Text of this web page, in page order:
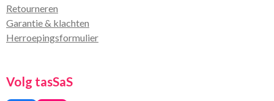
Retourneren
Garantie & klachten
Herroepingsformulier
Volg tasSaS